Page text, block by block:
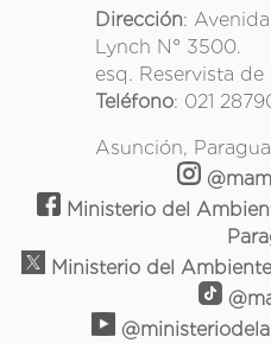
Dirección:
Lynch N° 3500.
esq. Reservista
Teléfono: 021
Asunción,
Ministerio del
Ministerio del